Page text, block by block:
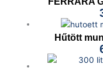
Hűtött